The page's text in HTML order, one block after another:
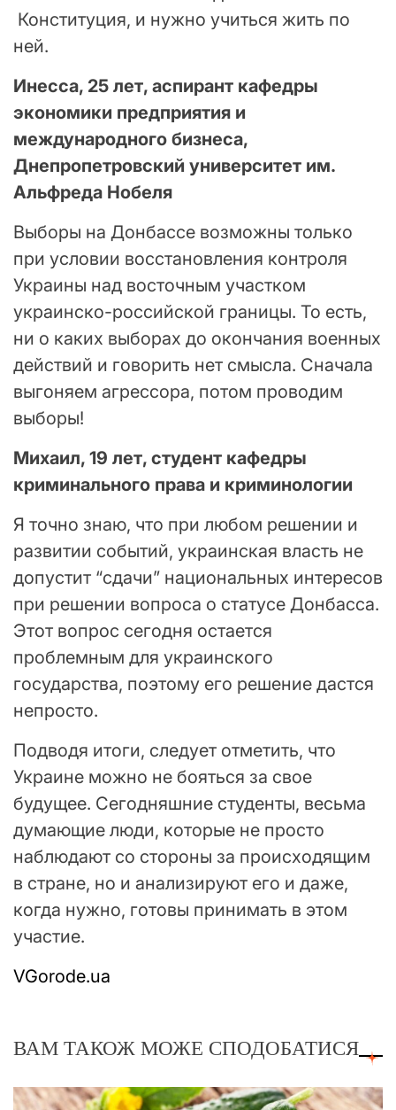
Конституция, и нужно учиться жить по
ней.
Инесса, 25 лет, аспирант кафедры
экономики предприятия и
международного бизнеса,
Днепропетровский университет им.
Альфреда Нобеля
Выборы на Донбассе возможны только
при условии восстановления контроля
Украины над восточным участком
украинско-российской границы. То есть,
ни о каких выборах до окончания военных
действий и говорить нет смысла. Сначала
выгоняем агрессора, потом проводим
выборы!
Михаил, 19 лет, студент кафедры
криминального права и криминологии
Я точно знаю, что при любом решении и
развитии событий, украинская власть не
допустит “сдачи” национальных интересов
при решении вопроса о статусе Донбасса.
Этот вопрос сегодня остается
проблемным для украинского
государства, поэтому его решение дастся
непросто.
Подводя итоги, следует отметить, что
Украине можно не бояться за свое
будущее. Сегодняшние студенты, весьма
думающие люди, которые не просто
наблюдают со стороны за происходящим
в стране, но и анализируют его и даже,
когда нужно, готовы принимать в этом
участие.
VGorode.ua
ВАМ ТАКОЖ МОЖЕ СПОДОБАТИСЯ